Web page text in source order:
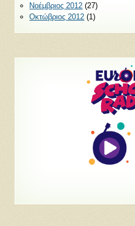
Νοέμβριος 2012 (27)
Οκτώβριος 2012 (1)